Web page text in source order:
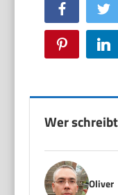
Facebook
Pinterest
Wer
Oliver